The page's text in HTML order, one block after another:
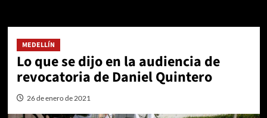
MEDELLÍN
Lo que se dijo en la audiencia de
revocatoria de Daniel Quintero
26 de enero de 2021